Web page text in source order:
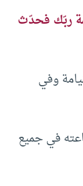
ربّك فحدّث
وفي
في جميع